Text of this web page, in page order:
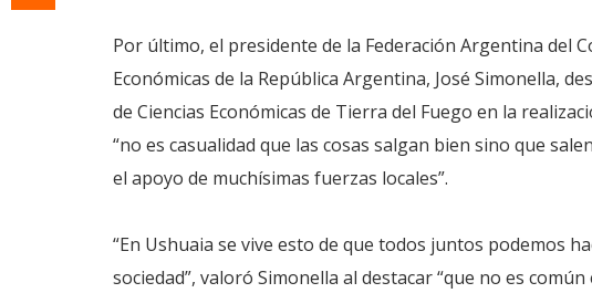
Por último, el presidente de la Federación Argentina del
Económicas de la República Argentina, José Simonella,
de Ciencias Económicas de Tierra del Fuego en la
“no es casualidad que las cosas salgan bien sino que
el apoyo de muchísimas fuerzas locales”.
“En Ushuaia se vive esto de que todos juntos podemos
sociedad”, valoró Simonella al destacar “que no es